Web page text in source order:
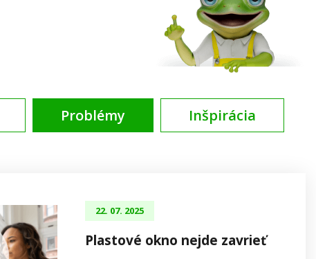
Problémy Inšpirácia
22. 07. 2025
Plastové okno nejde zavrieť